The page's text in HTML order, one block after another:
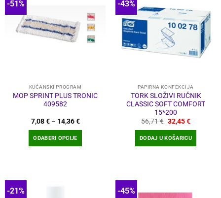
-51%
KUĆANSKI PROGRAM
MOP SPRINT PLUS TRONIC
409582
7,08€ – 14,36€Raspon
do
ODABERI OPCIJE
-43%
PAPIRNA KONFEKCIJA
TORK SLOŽIVI RUČNIK
CLASSIC SOFT COMFORT
15*200
56,71€ Izvorna
cijena
bila
je:
56,71 €.
32,45€Trenutna
32,45 €.
DODAJ U KOŠARICU
-21% -45%